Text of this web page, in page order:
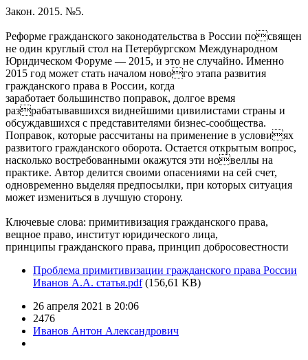
Закон. 2015. №5.
Реформе гражданского законодательства в России посвящен
не один круглый стол на Петербургском Международном
Юридическом Форуме — 2015, и это не случайно. Именно
2015 год может стать началом нового этапа развития
гражданского права в России, когда
заработает большинство поправок, долгое время
разрабатывавшихся виднейшими цивилистами страны и
обсуждавшихся с представителями бизнес-сообщества.
Поправок, которые рассчитаны на применение в условиях
развитого гражданского оборота. Остается открытым вопрос,
насколько востребованными окажутся эти новеллы на
практике. Автор делится своими опасениями на сей счет,
одновременно выделяя предпосылки, при которых ситуация
может измениться в лучшую сторону.
Ключевые слова: примитивизация гражданского права,
вещное право, институт юридического лица,
принципы гражданского права, принцип добросовестности
Проблема примитивизации гражданского права России
Иванов А.А. статья.pdf(156,61 KB)
26 апреля 2021 в 20:06
2476
Иванов Антон Александрович